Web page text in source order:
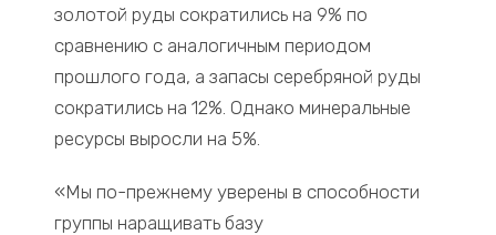
золотой руды сократились на 9% по
сравнению с аналогичным периодом
прошлого года, а запасы серебряной руды
сократились на 12%. Однако минеральные
ресурсы выросли на 5%.
«Мы по-прежнему уверены в способности
группы наращивать базу